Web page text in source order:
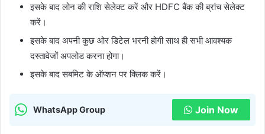
इसके बाद लोन की राशि सेलेक्ट करें और HDFC बैंक की ब्रांच सेलेक्ट
करें।
इसके बाद अपनी कुछ ओर डिटेल भरनी होगी साथ ही सभी आवश्यक
दस्तावेजों अपलोड करना होगा।
इसके बाद सबमिट के ऑप्शन पर क्लिक करें।
WhatsApp Group Join Now